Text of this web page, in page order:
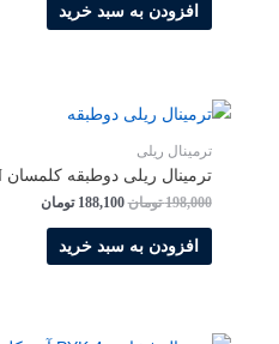
افزودن به سبد خرید
ترمینال ریلی
ترمینال ریلی دوطبقه کلمسان PIK 4N کد 319109
198,000 تومان 188,100 تومان
افزودن به سبد خرید